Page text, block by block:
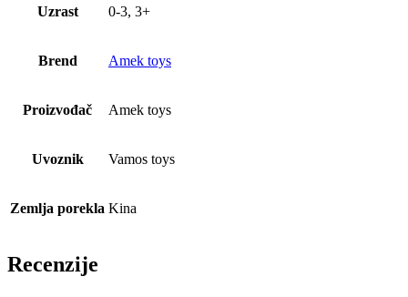
Uzrast 0-3, 3+
Brend Amek toys
Proizvođač Amek toys
Uvoznik Vamos toys
Zemlja porekla Kina
Recenzije